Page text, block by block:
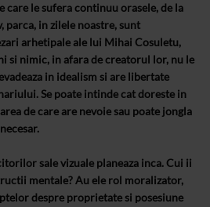
le sufera continuu orasele, de la
parca, in zilele noastre, sunt
arhetipale ale lui Mihai Cosuletu,
si nimic, in afara de creatorul lor, nu le
in idealism si are libertate
Se poate intinde cat doreste in
de care are nevoie sau poate jongla
sale vizuale planeaza inca. Cui ii
mentale? Au ele rol moralizator,
despre proprietate si posesiune